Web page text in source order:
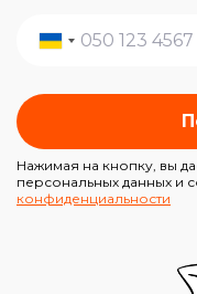
Нажимая на кнопку, вы
персональных данных и
конфиденциальности